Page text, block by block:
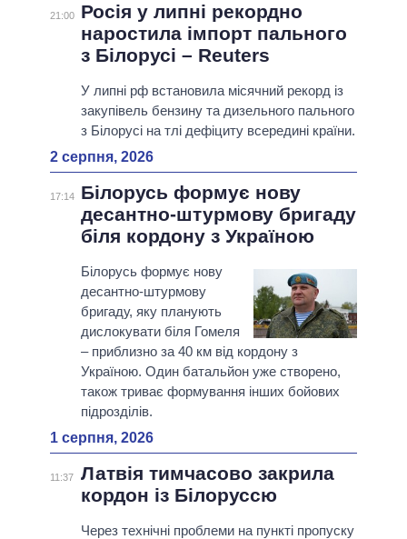
21:00
Росія у липні рекордно
наростила імпорт пального
з Білорусі – Reuters
У липні рф встановила місячний рекорд із
закупівель бензину та дизельного пального
з Білорусі на тлі дефіциту всередині країни.
2 серпня, 2026
17:14
Білорусь формує нову
десантно-штурмову бригаду
біля кордону з Україною
Білорусь формує нову
десантно-штурмову
бригаду, яку планують
дислокувати біля Гомеля
– приблизно за 40 км від кордону з
Україною. Один батальйон уже створено,
також триває формування інших бойових
підрозділів.
1 серпня, 2026
11:37
Латвія тимчасово закрила
кордон із Білоруссю
Через технічні проблеми на пункті пропуску